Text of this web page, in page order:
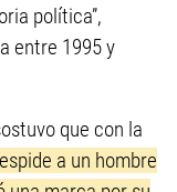
política”,
entre 1995 y
que con la
a un hombre